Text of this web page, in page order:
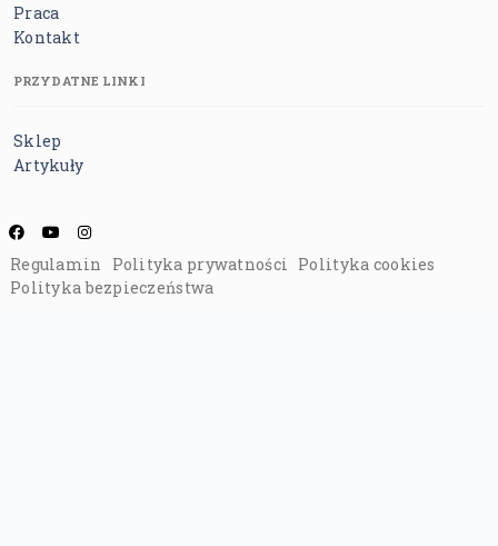
Praca
Kontakt
PRZYDATNE LINKI
Sklep
Artykuły
Regulamin Polityka prywatności Polityka cookies
Polityka bezpieczeństwa